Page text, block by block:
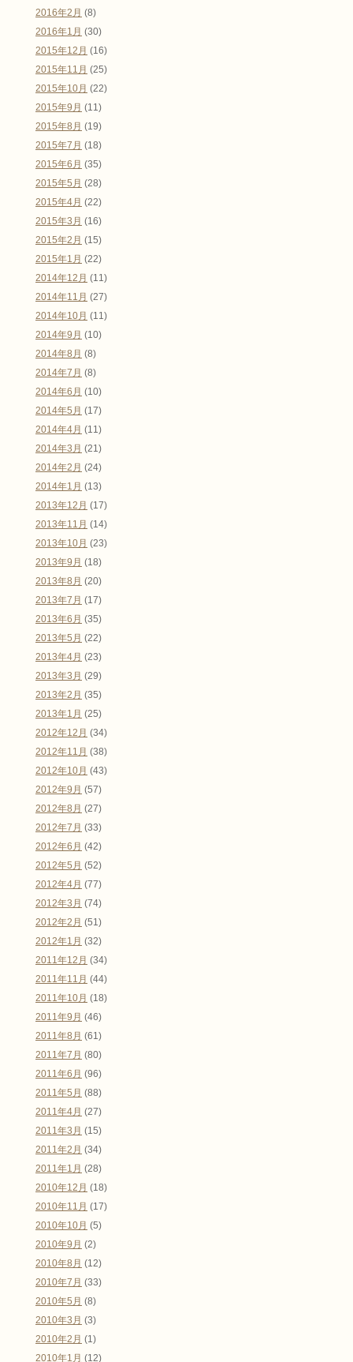
2016年2月 (8)
2016年1月 (30)
2015年12月 (16)
2015年11月 (25)
2015年10月 (22)
2015年9月 (11)
2015年8月 (19)
2015年7月 (18)
2015年6月 (35)
2015年5月 (28)
2015年4月 (22)
2015年3月 (16)
2015年2月 (15)
2015年1月 (22)
2014年12月 (11)
2014年11月 (27)
2014年10月 (11)
2014年9月 (10)
2014年8月 (8)
2014年7月 (8)
2014年6月 (10)
2014年5月 (17)
2014年4月 (11)
2014年3月 (21)
2014年2月 (24)
2014年1月 (13)
2013年12月 (17)
2013年11月 (14)
2013年10月 (23)
2013年9月 (18)
2013年8月 (20)
2013年7月 (17)
2013年6月 (35)
2013年5月 (22)
2013年4月 (23)
2013年3月 (29)
2013年2月 (35)
2013年1月 (25)
2012年12月 (34)
2012年11月 (38)
2012年10月 (43)
2012年9月 (57)
2012年8月 (27)
2012年7月 (33)
2012年6月 (42)
2012年5月 (52)
2012年4月 (77)
2012年3月 (74)
2012年2月 (51)
2012年1月 (32)
2011年12月 (34)
2011年11月 (44)
2011年10月 (18)
2011年9月 (46)
2011年8月 (61)
2011年7月 (80)
2011年6月 (96)
2011年5月 (88)
2011年4月 (27)
2011年3月 (15)
2011年2月 (34)
2011年1月 (28)
2010年12月 (18)
2010年11月 (17)
2010年10月 (5)
2010年9月 (2)
2010年8月 (12)
2010年7月 (33)
2010年5月 (8)
2010年3月 (3)
2010年2月 (1)
2010年1月 (12)